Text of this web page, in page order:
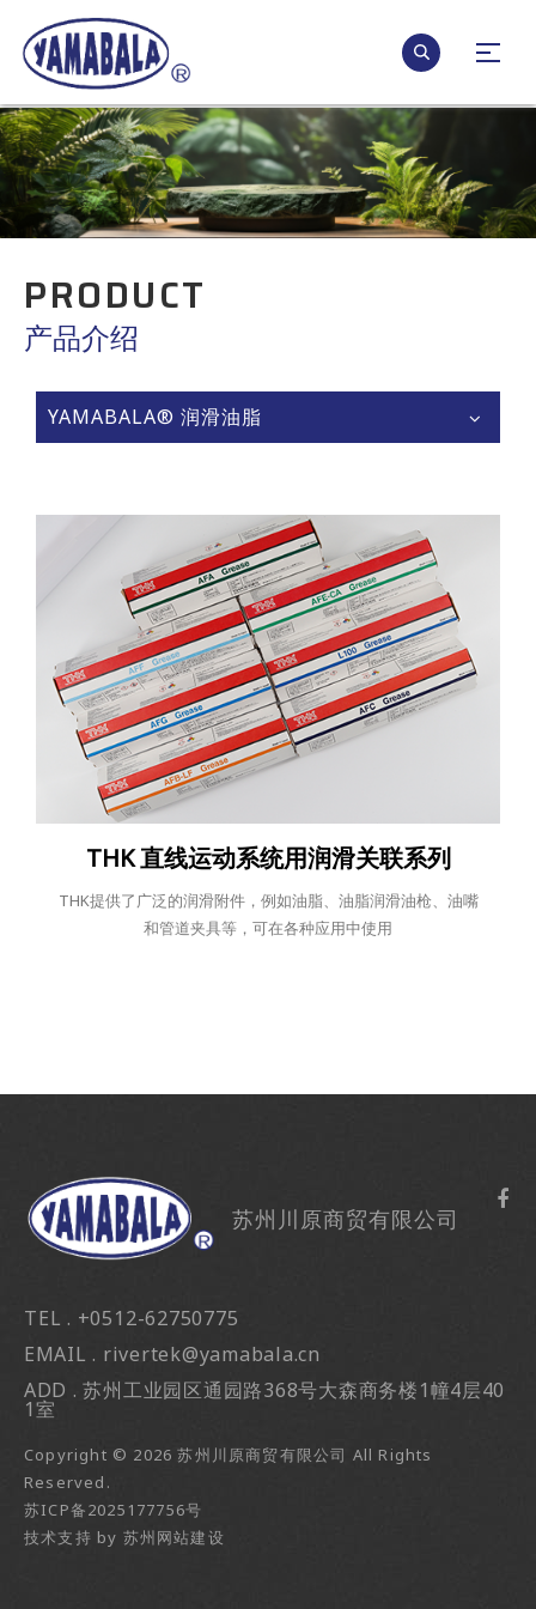
PRODUCT
产品介绍
YAMABALA® 润滑油脂
THK 直线运动系统用润滑关联系列
THK提供了广泛的润滑附件，例如油脂、油脂润滑油枪、油嘴
和管道夹具等，可在各种应用中使用
苏州川原商贸有限公司
TEL . +0512-62750775
EMAIL . rivertek@yamabala.cn
ADD . 苏州工业园区通园路368号大森商务楼1幢4层40
1室
Copyright © 2026 苏州川原商贸有限公司 All Rights
Reserved.
苏ICP备2025177756号
技术支持 by 苏州网站建设